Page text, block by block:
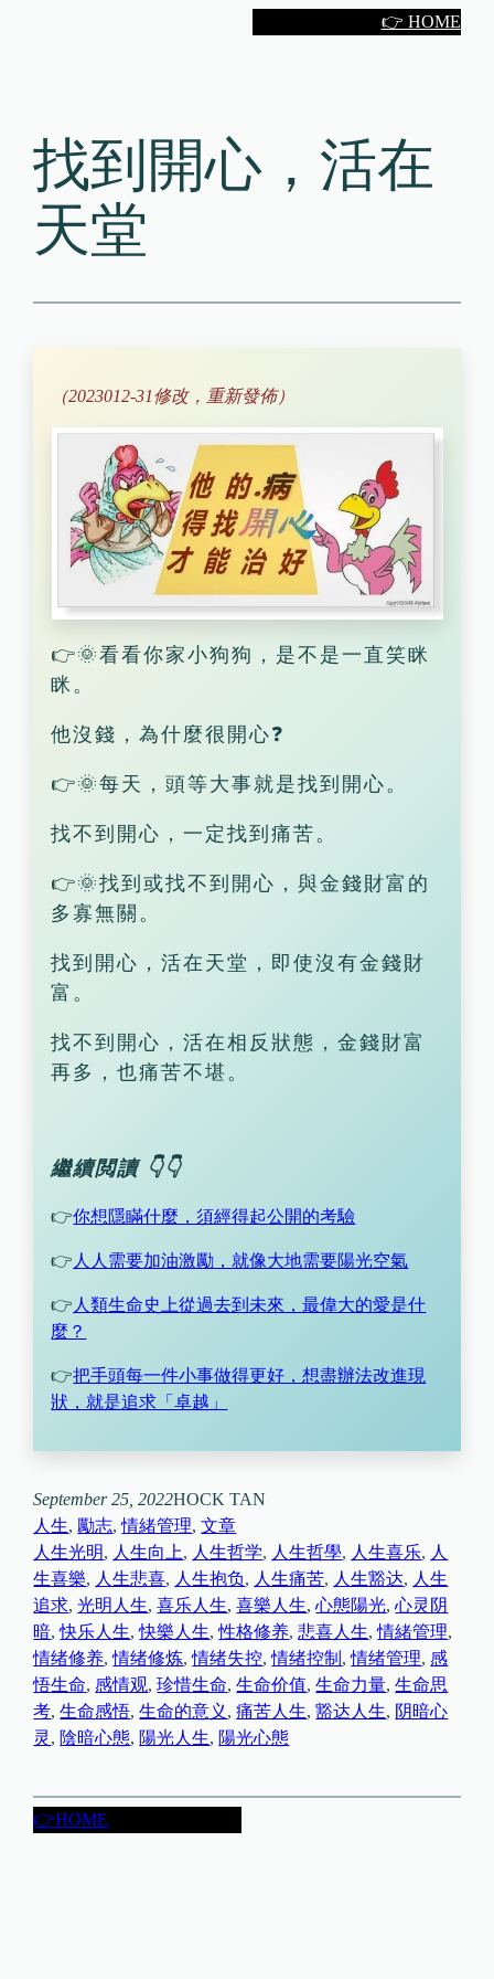
👉 HOME
找到開心，活在
天堂
（2023012-31修改，重新發佈）
👉🌞看看你家小狗狗，是不是一直笑眯
眯。
他沒錢，為什麼很開心❓
👉🌞每天，頭等大事就是找到開心。
找不到開心，一定找到痛苦。
👉🌞找到或找不到開心，與金錢財富的
多寡無關。
找到開心，活在天堂，即使沒有金錢財
富。
找不到開心，活在相反狀態，金錢財富
再多，也痛苦不堪。
繼續閲讀 👇👇
👉你想隱瞞什麼，須經得起公開的考驗
👉 人人需要加油激勵，就像大地需要陽光空氣
👉 人類生命史上從過去到未來，最偉大的愛是什
麼？
👉把手頭每一件小事做得更好，想盡辦法改進現
狀，就是追求「卓越」
September 25, 2022HOCK TAN
人生, 勵志, 情緒管理, 文章
人生光明, 人生向上, 人生哲学, 人生哲學, 人生喜乐, 人
生喜樂, 人生悲喜, 人生抱负, 人生痛苦, 人生豁达, 人生
追求, 光明人生, 喜乐人生, 喜樂人生, 心態陽光, 心灵阴
暗, 快乐人生, 快樂人生, 性格修养, 悲喜人生, 情緒管理
情绪修养, 情绪修炼, 情绪失控, 情绪控制 , 情绪管理, 感
悟生命, 感情观, 珍惜生命, 生命价值, 生命力量, 生命思
考, 生命感悟, 生命的意义 , 痛苦人生, 豁达人生, 阴暗心
灵 , 陰暗心態, 陽光人生, 陽光心態
👉HOME